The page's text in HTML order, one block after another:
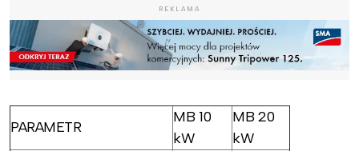
REKLAMA
PARAMETR
MB 10
kW
MB 20
kW